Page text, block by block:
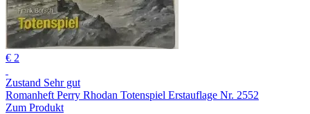
€ 2
Zustand Sehr gut
Romanheft Perry Rhodan Totenspiel Erstauflage Nr. 2552
Zum Produkt